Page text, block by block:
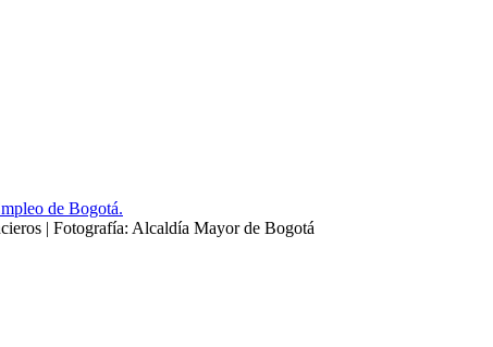
| Fotografía: Alcaldía Mayor de Bogotá